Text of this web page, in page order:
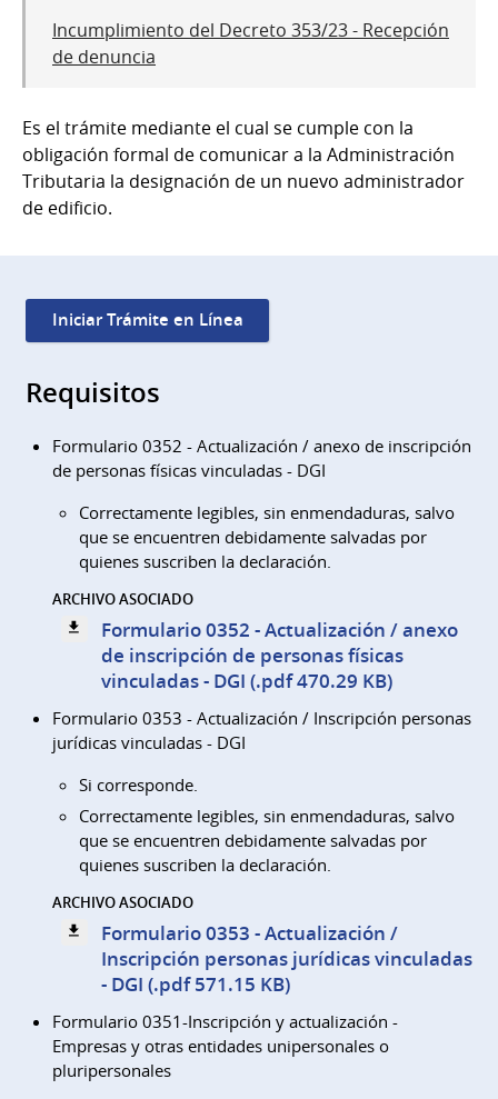
Incumplimiento del Decreto 353/23 - Recepción
de denuncia
Es el trámite mediante el cual se cumple con la
obligación formal de comunicar a la Administración
Tributaria la designación de un nuevo administrador
de edificio.
Iniciar Trámite en Línea
Requisitos
Formulario 0352 - Actualización / anexo de inscripción
de personas físicas vinculadas - DGI
Correctamente legibles, sin enmendaduras, salvo
que se encuentren debidamente salvadas por
quienes suscriben la declaración.
ARCHIVO ASOCIADO
Formulario 0352 - Actualización / anexo
de inscripción de personas físicas
vinculadas - DGI (.pdf 470.29 KB)
Formulario 0353 - Actualización / Inscripción personas
jurídicas vinculadas - DGI
Si corresponde.
Correctamente legibles, sin enmendaduras, salvo
que se encuentren debidamente salvadas por
quienes suscriben la declaración.
ARCHIVO ASOCIADO
Formulario 0353 - Actualización /
Inscripción personas jurídicas vinculadas
- DGI (.pdf 571.15 KB)
Formulario 0351-Inscripción y actualización -
Empresas y otras entidades unipersonales o
pluripersonales